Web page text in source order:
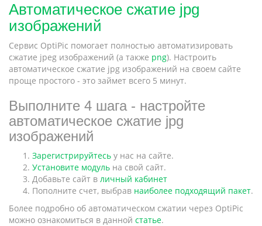
Автоматическое сжатие jpg
изображений
Сервис OptiPic помогает полностью автоматизировать
сжатие jpeg изображений (а также png). Настроить
автоматическое сжатие jpg изображений на своем сайте
проще простого - это займет всего 5 минут.
Выполните 4 шага - настройте
автоматическое сжатие jpg
изображений
Зарегистрируйтесь у нас на сайте.
Установите модуль на свой сайт.
Добавьте сайт в личный кабинет
Пополните счет, выбрав наиболее подходящий пакет.
Более подробно об автоматическом сжатии через OptiPic
можно ознакомиться в данной статье.